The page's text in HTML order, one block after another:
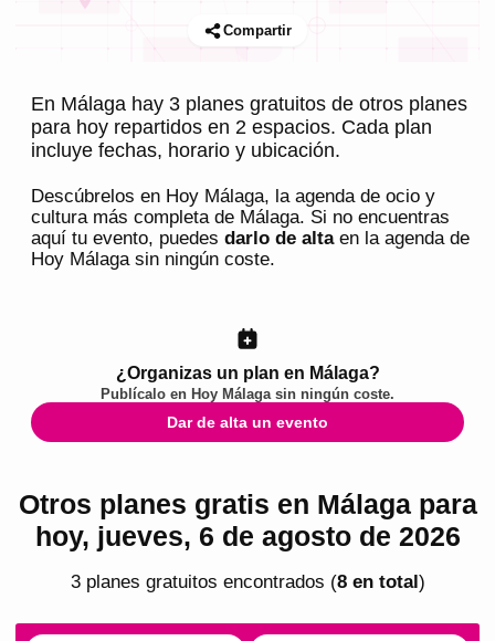
Compartir
En Málaga hay 3 planes gratuitos de otros planes
para hoy repartidos en 2 espacios. Cada plan
incluye fechas, horario y ubicación.
Descúbrelos en Hoy Málaga, la agenda de ocio y
cultura más completa de Málaga. Si no encuentras
aquí tu evento, puedes darlo de altaen la agenda de
Hoy Málagasin ningún coste.
¿Organizas un plan en Málaga?
Publícalo en Hoy Málagasin ningún coste.
Dar de alta un evento
Otros planes gratis en Málaga para
hoy, jueves, 6 de agosto de 2026
3planes gratuitos encontrados (8en total)